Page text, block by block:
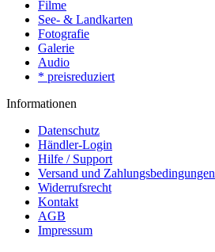
Filme
See- & Landkarten
Fotografie
Galerie
Audio
* preisreduziert
Informationen
Datenschutz
Händler-Login
Hilfe / Support
Versand und Zahlungsbedingungen
Widerrufsrecht
Kontakt
AGB
Impressum